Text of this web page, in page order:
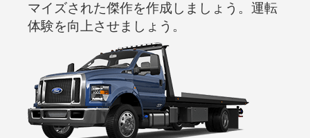
マイズされた傑作を作成しましょう。運転
体験を向上させましょう。